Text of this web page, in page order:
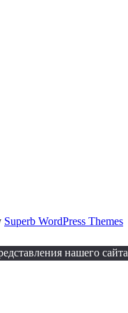
Superb WordPress Themes
нашего